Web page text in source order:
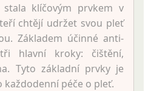
klíčovým prvkem v
chtějí udržet svou pleť
Základem účinné anti-
hlavní kroky: čištění,
Tyto základní prvky je
péče o pleť.